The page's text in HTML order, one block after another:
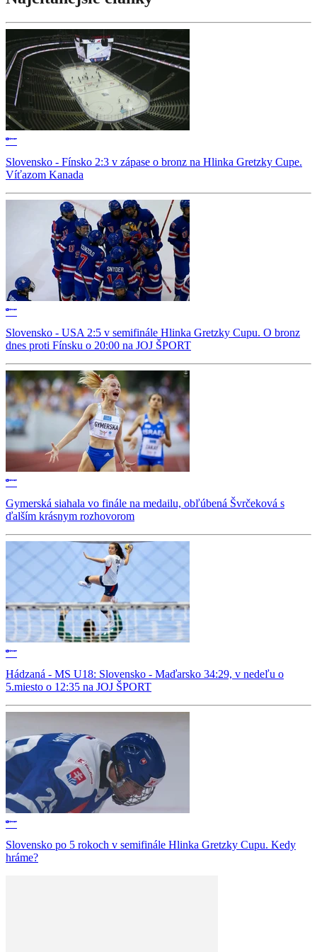
Slovensko - Fínsko 2:3 v zápase o bronz na Hlinka Gretzky Cupe.
Víťazom Kanada
Slovensko - USA 2:5 v semifinále Hlinka Gretzky Cupu. O bronz
dnes proti Fínsku o 20:00 na JOJ ŠPORT
Gymerská siahala vo finále na medailu, obľúbená Švrčeková s
ďalším krásnym rozhovorom
Hádzaná - MS U18: Slovensko - Maďarsko 34:29, v nedeľu o
5.miesto o 12:35 na JOJ ŠPORT
Slovensko po 5 rokoch v semifinále Hlinka Gretzky Cupu. Kedy
hráme?